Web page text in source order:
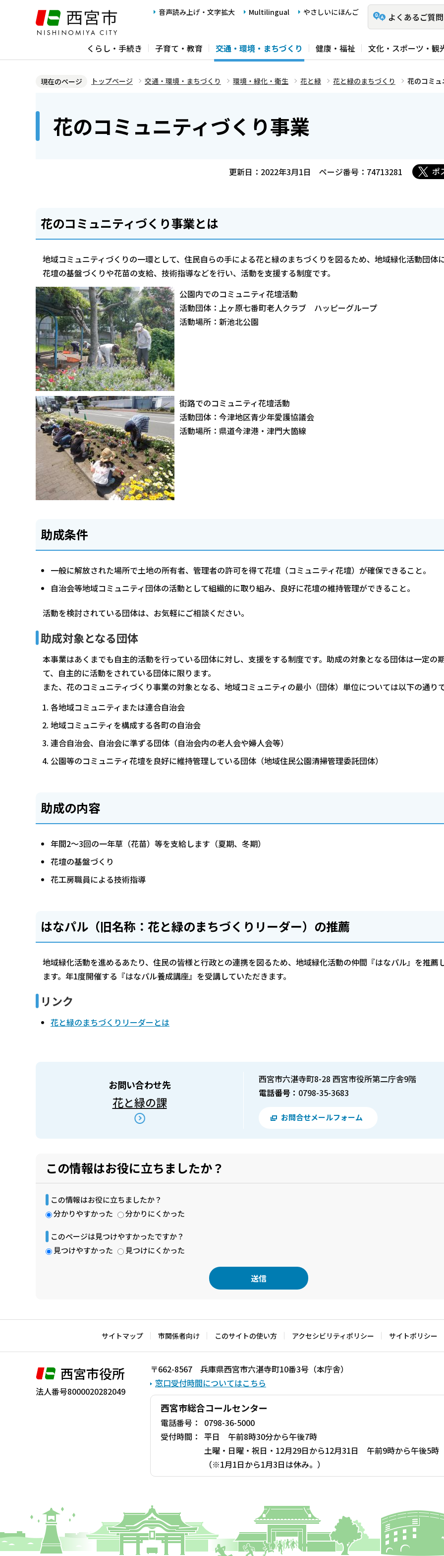
ジ
音声読み上げ・文字拡大 Multilingual やさしいにほんご よくあるご質問
くらし・手続き 子育て・教育 交通・環境・まちづくり 健康・福祉 文化・スポーツ・観
現在のページ トップページ 交通・環境・まちづくり 環境・緑化・衛生 花と緑 花と緑のまちづくり 花のコミ
花のコミュニティづくり事業
更新日：2022年3月1日 ページ番号：74713281 ポ
花のコミュニティづくり事業とは
地域コミュニティづくりの一環として、住民自らの手による花と緑のまちづくりを図るため、地域緑化活動団体
花壇の基盤づくりや花苗の支給、技術指導などを行い、活動を支援する制度です。
公園内でのコミュニティ花壇活動
活動団体：上ヶ原七番町老人クラブ ハッピーグループ
活動場所：新池北公園
街路でのコミュニティ花壇活動
活動団体：今津地区青少年愛護協議会
活動場所：県道今津港・津門大箇線
助成条件
一般に解放された場所で土地の所有者、管理者の許可を得て花壇（コミュニティ花壇）が確保できること。
自治会等地域コミュニティ団体の活動として組織的に取り組み、良好に花壇の維持管理ができること。
活動を検討されている団体は、お気軽にご相談ください。
助成対象となる団体
本事業はあくまでも自主的活動を行っている団体に対し、支援をする制度です。助成の対象となる団体は一定の
て、自主的に活動をされている団体に限ります。
また、花のコミュニティづくり事業の対象となる、地域コミュニティの最小（団体）単位については以下の通り
各地域コミュニティまたは連合自治会
地域コミュニティを構成する各町の自治会
連合自治会、自治会に準ずる団体（自治会内の老人会や婦人会等）
公園等のコミュニティ花壇を良好に維持管理している団体（地域住民公園清掃管理委託団体）
助成の内容
年間2～3回の一年草（花苗）等を支給します（夏期、冬期）
花壇の基盤づくり
花工房職員による技術指導
はなパル（旧名称：花と緑のまちづくりリーダー）の推薦
地域緑化活動を進めるあたり、住民の皆様と行政との連携を図るため、地域緑化活動の仲間『はなパル』を推薦
ます。年1度開催する『はなパル養成講座』を受講していただきます。
リンク
花と緑のまちづくりリーダーとは
お問い合わせ先
花と緑の課
西宮市六湛寺町8-28 西宮市役所第二庁舎9階
電話番号： 0798-35-3683
お問合せメールフォーム
この情報はお役に立ちましたか？
この情報はお役に立ちましたか？
分かりやすかった
分かりにくかった
このページは見つけやすかったですか？
見つけやすかった
見つけにくかった
文
で
サイトマップ 市関係者向け このサイトの使い方 アクセシビリティポリシー サイトポリシー
西宮市役所
法人番号8000020282049
〒662-8567 兵庫県西宮市六湛寺町10番3号（本庁舎）
窓口受付時間についてはこちら
西宮市総合コールセンター
電話番号：
0798-36-5000
受付時間： 平日 午前8時30分から午後7時
土曜・日曜・祝日・12月29日から12月31日 午前9時から午後5時
（※1月1日から1月3日は休み。）